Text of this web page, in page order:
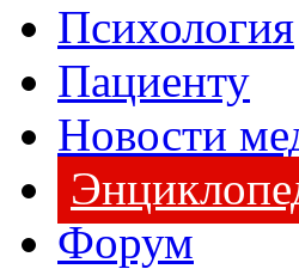
Психология
Пациенту
Новости
Форум